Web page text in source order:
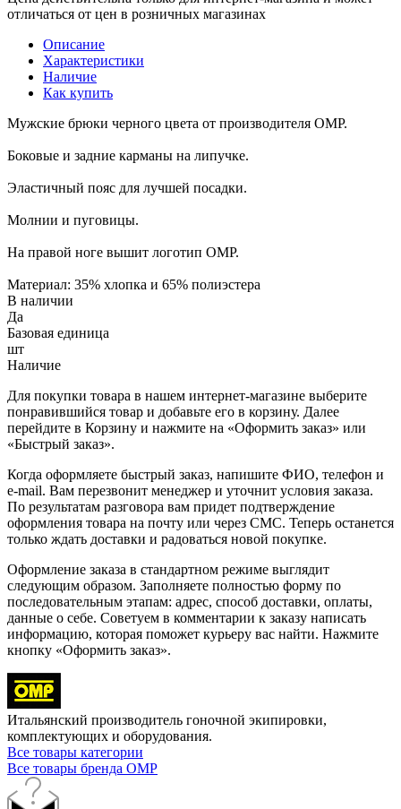
отличаться от цен в розничных магазинах
Описание
Характеристики
Наличие
Как купить
Мужские брюки черного цвета от производителя OMP.
Боковые и задние карманы на липучке.
Эластичный пояс для лучшей посадки.
Молнии и пуговицы.
На правой ноге вышит логотип OMP.
Материал: 35% хлопка и 65% полиэстера
В наличии
Да
Базовая единица
шт
Наличие
Для покупки товара в нашем интернет-магазине выберите
понравившийся товар и добавьте его в корзину. Далее
перейдите в Корзину и нажмите на «Оформить заказ» или
«Быстрый заказ».
Когда оформляете быстрый заказ, напишите ФИО, телефон и
e-mail. Вам перезвонит менеджер и уточнит условия заказа.
По результатам разговора вам придет подтверждение
оформления товара на почту или через СМС. Теперь останется
только ждать доставки и радоваться новой покупке.
Оформление заказа в стандартном режиме выглядит
следующим образом. Заполняете полностью форму по
последовательным этапам: адрес, способ доставки, оплаты,
данные о себе. Советуем в комментарии к заказу написать
информацию, которая поможет курьеру вас найти. Нажмите
кнопку «Оформить заказ».
Итальянский производитель гоночной экипировки,
комплектующих и оборудования.
Все товары категории
Все товары бренда OMP